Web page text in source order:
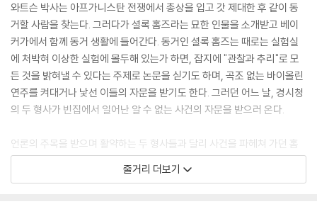
면 자기 자신한테도 똑같은 행동을 할거라는 얘기를 덧붙여야 할겁니다.
--- p.15
셜록 홈즈 - 지식의 범위
1 문학에 대한 지식 전무함.
2 철학에 대한 지식 전무함.
3 천문학에 대한 지식 전무함.
4 정치에 대한 지식은 약간 있음.
5 식물학에 대한 지식은 편차가 큼. 벨라도나, 아편, 독성 물질 일반에 대해
서는 해박하지만 실용적인 원예 지식은 전혀 없음.
와트슨 박사는 아프가니스탄 전쟁에서 총상을 입고 갓 제대한 후 같이 동
거할 사람을 찾는다. 그러다가 셜록 홈즈라는 묘한 인물을 소개받고 베이
커가에서 함께 동거 생활에 들어간다. 동거인 셜록 홈즈는 때로는 실험실
에 처박혀 이상한 실험에 몰두해 있는가 하면, 잡지에 "관찰과 추리"로 모
든 것을 밝혀낼 수 있다는 주제로 논문을 싣기도 하며, 곡조 없는 바이올린
연주를 켜대거나 낯선 이들의 자문을 받기도 한다. 그러던 어느 날, 경시청
의 두 형사가 빈집에서 일어난 알 수 없는 사건의 자문을 받으러 온다.
언론의 주목을 받으며 활약하는 두 형사들과 달리 사건을 파헤쳐 가던 홈
즈는 사건이 오리무중으로 빠진 듯할 때, 범인을 밝혀낸다. 알고 보니 범인
은 억울하게 죽은 약혼녀와 그녀의 아버지의 복수를 위해 20년이 넘도록
줄거리 더보기